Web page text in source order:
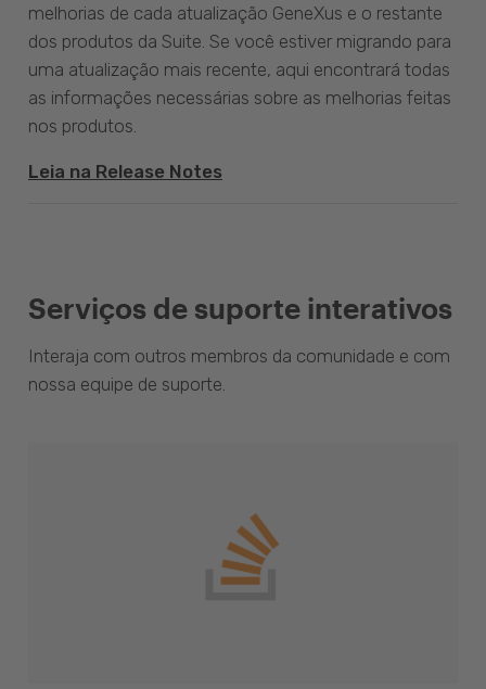
melhorias de cada atualização GeneXus e o restante
dos produtos da Suite. Se você estiver migrando para
uma atualização mais recente, aqui encontrará todas
as informações necessárias sobre as melhorias feitas
nos produtos.
Leia na Release Notes
Serviços de suporte interativos
Interaja com outros membros da comunidade e com
nossa equipe de suporte.